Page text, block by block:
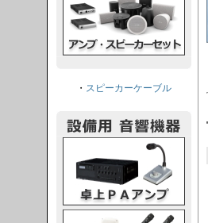
・ スピーカーケーブル